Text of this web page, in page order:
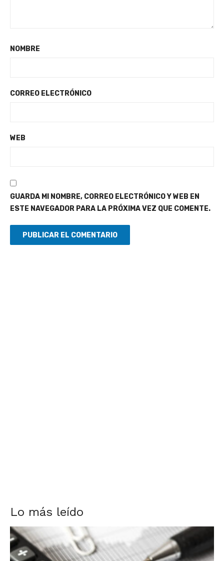
NOMBRE
CORREO ELECTRÓNICO
WEB
GUARDA MI NOMBRE, CORREO ELECTRÓNICO Y WEB EN
ESTE NAVEGADOR PARA LA PRÓXIMA VEZ QUE COMENTE.
Lo más leído